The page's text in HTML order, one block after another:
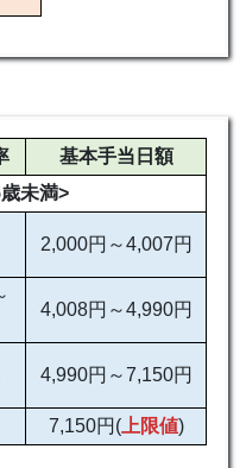
基本手当日額
未満>
2,000円～4,007円
4,008円～4,990円
4,990円～7,150円
7,150円(上限値)